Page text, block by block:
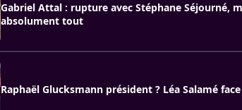
Gabriel Attal : rupture avec Stéphane Séjourné,
absolument tout
Raphaël Glucksmann président ? Léa Salamé